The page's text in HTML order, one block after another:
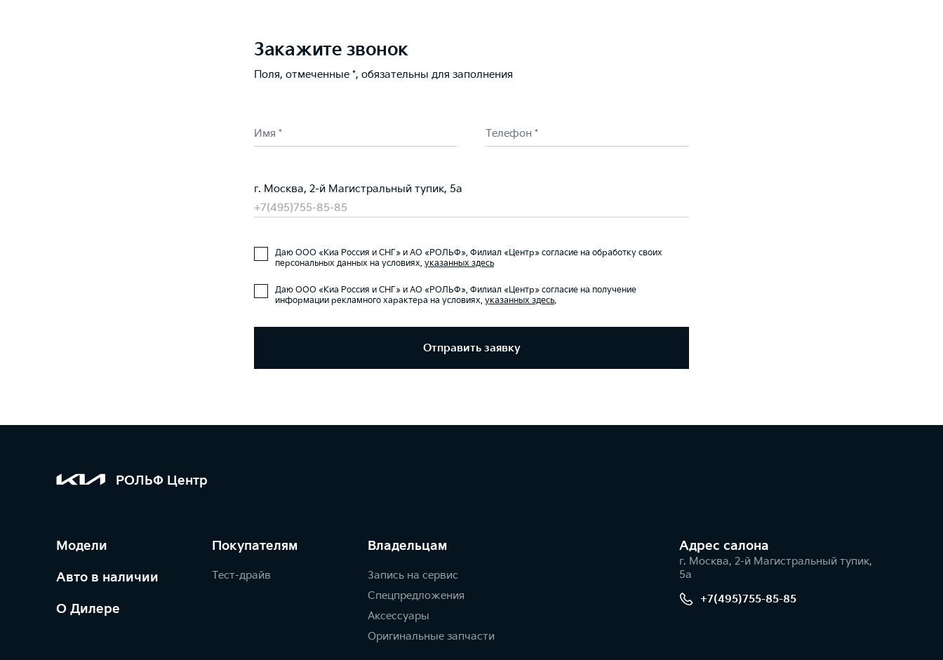
Закажите звонок
Поля, отмеченные *, обязательны для заполнения
Имя * Телефон *
г. Москва, 2-й Магистральный тупик, 5а
+7(495)755-85-85
Даю ООО «Киа Россия и СНГ» и АО «РОЛЬФ», Филиал «Центр» согласие на обработку своих
персональных данных на условиях, указанных здесь
Даю ООО «Киа Россия и СНГ» и АО «РОЛЬФ», Филиал «Центр» согласие на получение
информации рекламного характера на условиях, указанных здесь.
Отправить заявку
РОЛЬФ Центр
Модели
Авто в наличии
О Дилере
Покупателям
Тест-драйв
Владельцам
Запись на сервис
Спецпредложения
Аксессуары
Оригинальные запчасти
Адрес салонa
г. Москва, 2-й Магистральный тупик,
5а
+7(495)755-85-85